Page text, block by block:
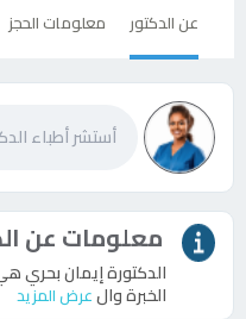
عن الدكتور معلومات الحجز
معلومات عن
الدكتورة إيمان بحري
الخبرة والعرض المزيد